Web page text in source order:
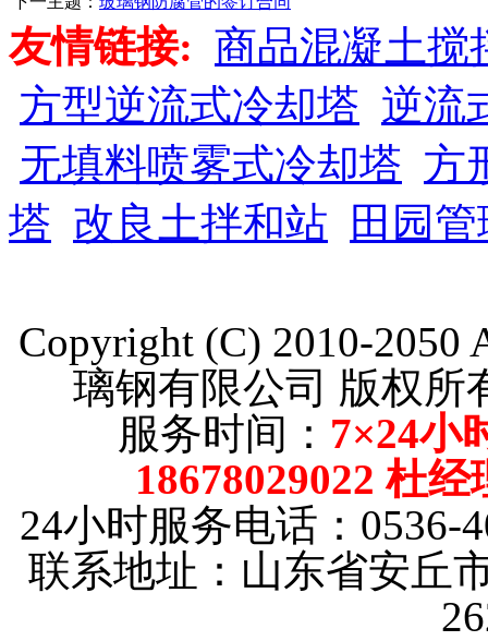
友情链接: 商品混凝土搅
方型逆流式冷却塔 逆流
无填料喷雾式冷却塔 方
塔 改良土拌和站 田园
Copyright (C) 2010-2050
璃钢有限公司 版权
服务时间： 7×24小
18678029022 杜
24小时服务电话：
联系地址：山东省安丘